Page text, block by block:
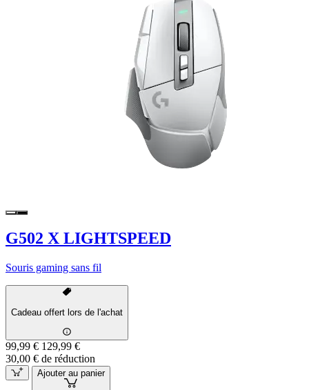
G502 X LIGHTSPEED
Souris gaming sans fil
Cadeau offert lors de l'achat
99,99 € 129,99 €
30,00 € de réduction
Ajouter au panier